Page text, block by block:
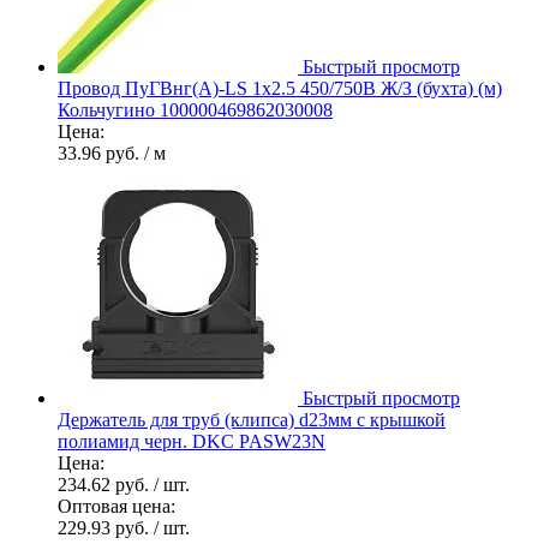
Быстрый просмотр
Провод ПуГВнг(А)-LS 1х2.5 450/750В Ж/З (бухта) (м)
Кольчугино 100000469862030008
Цена:
33.96 руб. / м
Быстрый просмотр
Держатель для труб (клипса) d23мм с крышкой
полиамид черн. DKC PASW23N
Цена:
234.62 руб. / шт.
Оптовая цена:
229.93 руб. / шт.